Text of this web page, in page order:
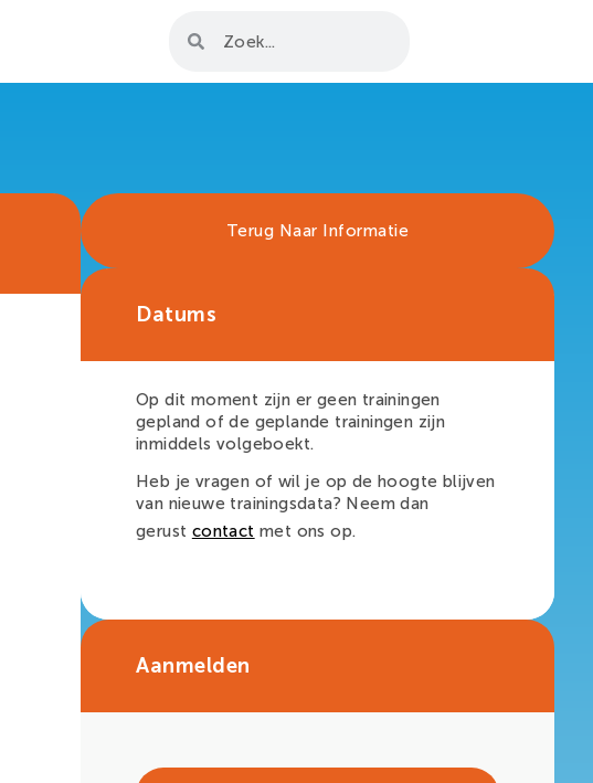
Terug Naar Informatie
Datums
Op dit moment zijn er geen trainingen
gepland of de geplande trainingen zijn
inmiddels volgeboekt.
Heb je vragen of wil je op de hoogte blijven
van nieuwe trainingsdata? Neem dan
gerust contact met ons op.
Aanmelden